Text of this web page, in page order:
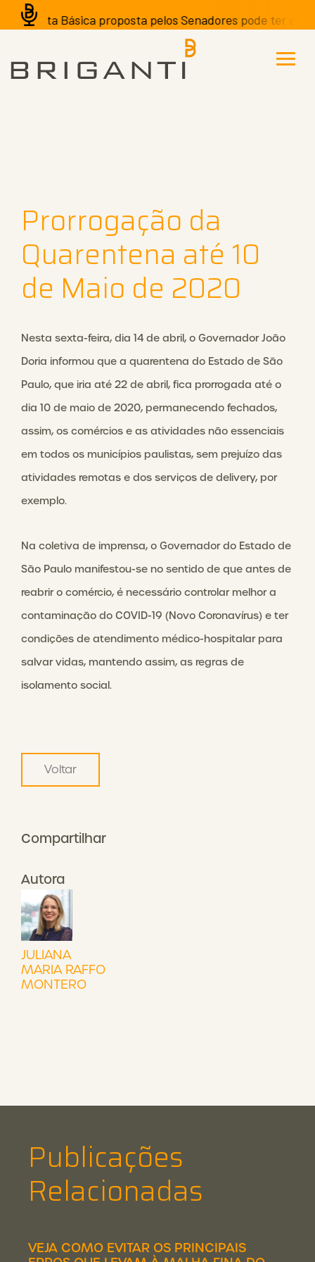
Cesta Básica proposta pelos Senadores pode ter
Prorrogação da
Quarentena até 10
de Maio de 2020
Nesta sexta-feira, dia 14 de abril, o Governador João
Doria informou que a quarentena do Estado de São
Paulo, que iria até 22 de abril, fica prorrogada até o
dia 10 de maio de 2020, permanecendo fechados,
assim, os comércios e as atividades não essenciais
em todos os municípios paulistas, sem prejuízo das
atividades remotas e dos serviços de delivery, por
exemplo.
Na coletiva de imprensa, o Governador do Estado de
São Paulo manifestou-se no sentido de que antes de
reabrir o comércio, é necessário controlar melhor a
contaminação do COVID-19 (Novo Coronavírus) e ter
condições de atendimento médico-hospitalar para
salvar vidas, mantendo assim, as regras de
isolamento social.
Voltar
Compartilhar
Autora
JULIANA
MARIA RAFFO
MONTERO
Publicações
Relacionadas
VEJA COMO EVITAR OS PRINCIPAIS